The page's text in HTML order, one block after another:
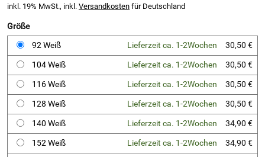
inkl. 19% MwSt., inkl. Versandkosten für Deutschland
Größe
92 Weiß
Lieferzeit ca. 1-2Wochen
30,50 €
104 Weiß
Lieferzeit ca. 1-2Wochen
30,50 €
116 Weiß
Lieferzeit ca. 1-2Wochen
30,50 €
128 Weiß
Lieferzeit ca. 1-2Wochen
30,50 €
140 Weiß
Lieferzeit ca. 1-2Wochen
34,90 €
152 Weiß
Lieferzeit ca. 1-2Wochen
34,90 €